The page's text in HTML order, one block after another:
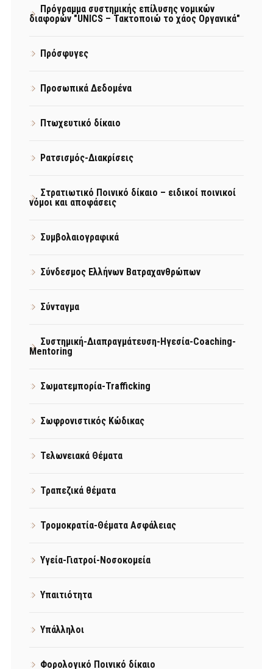
Πρόγραμμα συστημικής επίλυσης νομικών
διαφορών "UNICS – Τακτοποιώ το χάος Οργανικά"
Πρόσφυγες
Προσωπικά Δεδομένα
Πτωχευτικό δίκαιο
Ρατσισμός-Διακρίσεις
Στρατιωτικό Ποινικό δίκαιο – ειδικοί ποινικοί
νόμοι και αποφάσεις
Συμβολαιογραφικά
Σύνδεσμος Ελλήνων Βατραχανθρώπων
Σύνταγμα
Συστημική-Διαπραγμάτευση-Ηγεσία-Coaching-
Mentoring
Σωματεμπορία-Trafficking
Σωφρονιστικός Κώδικας
Τελωνειακά Θέματα
Τραπεζικά θέματα
Τρομοκρατία-Θέματα Ασφάλειας
Υγεία-Γιατροί-Νοσοκομεία
Υπαιτιότητα
Υπάλληλοι
Φορολογικό Ποινικό δίκαιο